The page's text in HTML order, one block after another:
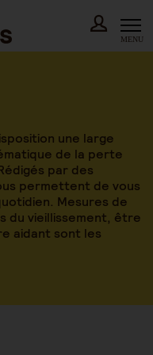
MENU
une large
de la perte
par des
permettent de vous
Mesures de
du vieillissement, être
aidant sont les